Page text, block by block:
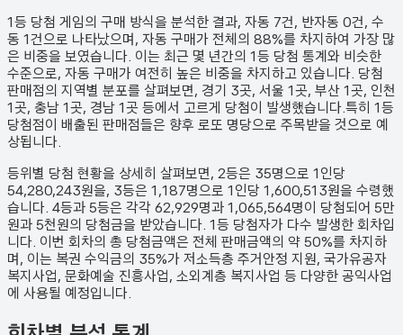
1등 당첨 게임의 구매 방식을 분석한 결과, 자동 7건, 반자동 0건, 수
동 1건 으로 나타났으며, 자동 구매가 전체의 88%를 차지하여 가장 많
은 비중을 보였습니다. 이는 최근 몇 년간의 1등 당첨 통계와 비슷한
수준으로, 자동 구매가 여전히 높은 비중을 차지하고 있습니다. 당첨
판매점의 지역별 분포를 살펴보면, 경기 3곳, 서울 1곳, 부산 1곳, 인천
1곳, 충남 1곳, 경남 1곳 등에서 고르게 당첨이 발생했습니다. 특히 1등
당첨점이 배출된 판매점들은 향후 로또 명당으로 주목받을 것으로 예
상됩니다.
등위별 당첨 현황을 상세히 살펴보면, 2등은 35명으로 1인당
54,280,243원을, 3등은 1,187명으로 1인당 1,600,513원을 수령했
습니다. 4등과 5등은 각각 62,929명과 1,065,564명이 당첨되어 5만
원과 5천원의 당첨금을 받았습니다. 1등 당첨자가 다수 발생한 회차입
니다. 이번 회차의 총 당첨금액은 전체 판매금액의 약 50%를 차지하
며, 이는 복권 수익금의 35%가 저소득층 주거안정 지원, 국가유공자
복지사업, 문화예술 진흥사업, 소외계층 복지사업 등 다양한 공익사업
에 사용될 예정입니다.